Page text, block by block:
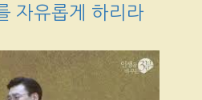
자유롭게 하리라